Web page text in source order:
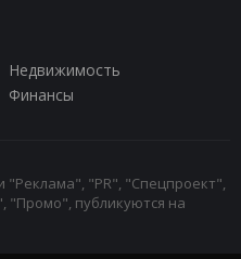
Недвижимость
Финансы
"PR", "Спецпроект",
"Промо", публикуются на